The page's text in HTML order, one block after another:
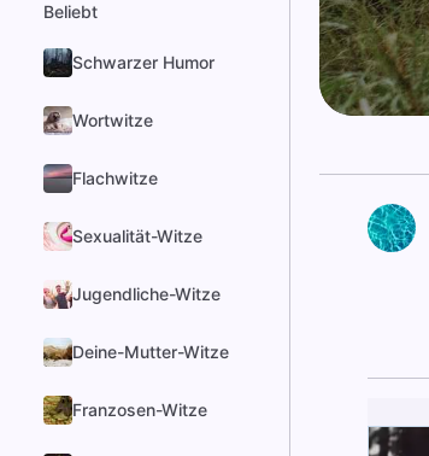
Beliebt
Schwarzer Humor
Wortwitze
Flachwitze
Sexualität-Witze
Jugendliche-Witze
Deine-Mutter-Witze
Franzosen-Witze